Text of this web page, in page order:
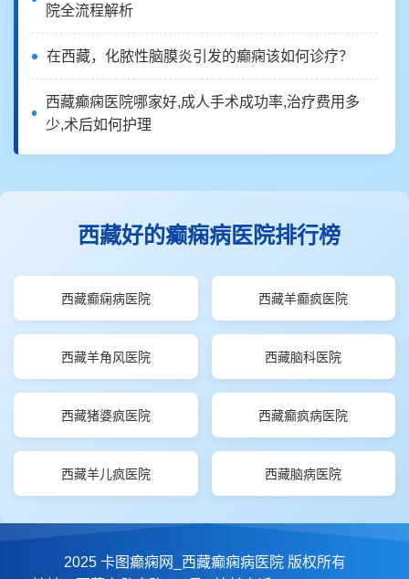
院全流程解析
在西藏，化脓性脑膜炎引发的癫痫该如何诊疗？
西藏癫痫医院哪家好,成人手术成功率,治疗费用多
少,术后如何护理
西藏好的癫痫病医院排行榜
西藏癫痫病医院 西藏羊癫疯医院
西藏羊角风医院 西藏脑科医院
西藏猪婆疯医院 西藏癫疯病医院
西藏羊儿疯医院 西藏脑病医院
2025 卡图癫痫网_西藏癫痫病医院 版权所有